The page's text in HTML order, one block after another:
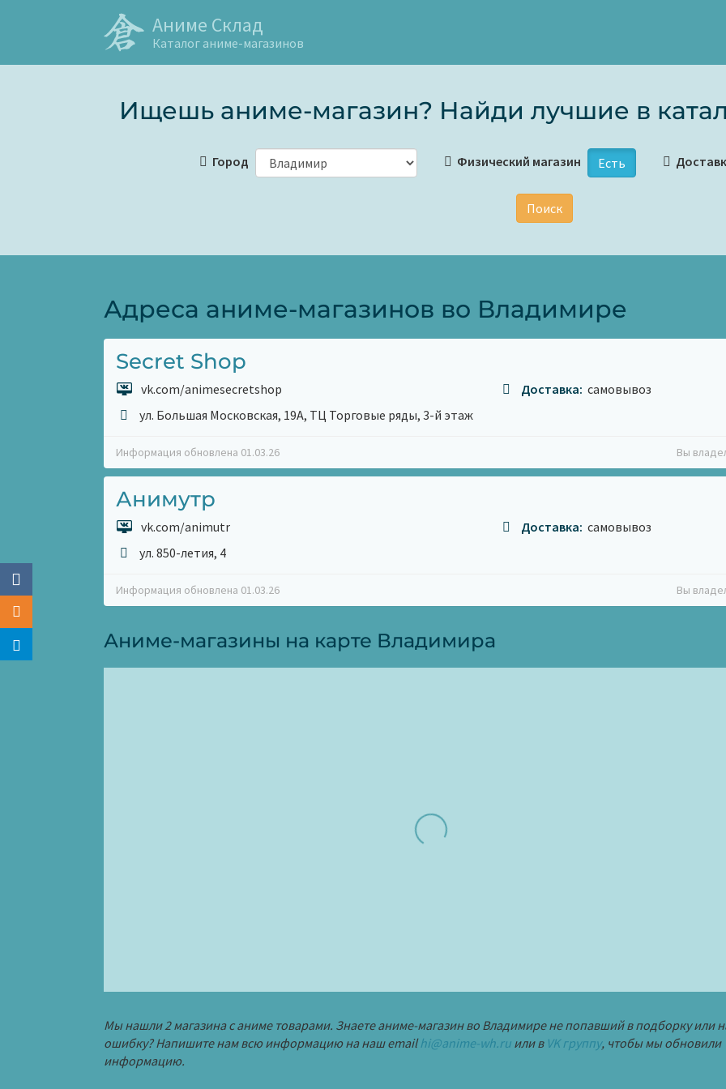
Аниме Склад
Каталог аниме-магазинов
Ищешь аниме-магазин? Найди лучшие в
Город Физический магазин Есть
Поиск
Адреса аниме-магазинов во Владимире
Secret Shop
vk.com/animesecretshop
ул. Большая Московская, 19А, ТЦ Торговые ряды, 3-й этаж
Доставка: самовывоз
Информация обновлена 01.03.26 Вы
Анимутр
vk.com/animutr
ул. 850-летия, 4
Доставка: самовывоз
Информация обновлена 01.03.26 Вы
Аниме-магазины на карте Владимира
Мы нашли 2 магазина с аниме товарами. Знаете аниме-магазин во Владимире не попавший в подборку или
ошибку? Напишите нам всю информацию на наш emailhi@anime-wh.ru или в VK группу, чтобы мы обновили
информацию.